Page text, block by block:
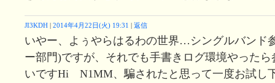
JI3KDH 2014年4月22日(火) 19:31 返信
いやー、よぅやらはるわの世界…シングルバンド
ー部門)ですが、それでも手書きログ環境やった
いですHi N1MM、騙されたと思って一度お試し